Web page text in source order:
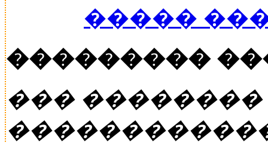
�����
���������
���